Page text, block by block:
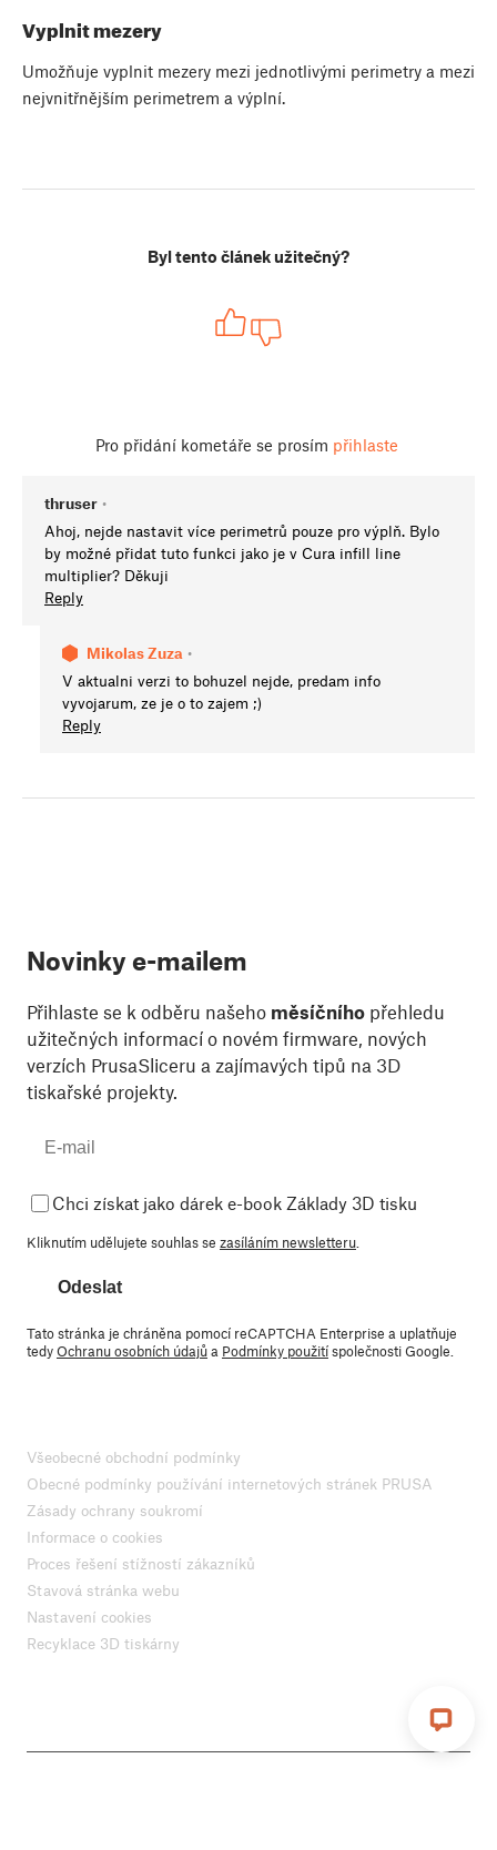
Vyplnit mezery
Umožňuje vyplnit mezery mezi jednotlivými perimetry a mezi
nejvnitřnějším perimetrem a výplní.
Byl tento článek užitečný?
Pro přidání kometáře se prosím přihlaste
thruser •
Ahoj, nejde nastavit více perimetrů pouze pro výplň. Bylo
by možné přidat tuto funkci jako je v Cura infill line
multiplier? Děkuji
Reply
Mikolas Zuza •
V aktualni verzi to bohuzel nejde, predam info
vyvojarum, ze je o to zajem ;)
Reply
Novinky e-mailem
Přihlaste se k odběru našeho měsíčního přehledu
užitečných informací o novém firmware, nových
verzích PrusaSliceru a zajímavých tipů na 3D
tiskařské projekty.
Chci získat jako dárek e-book Základy 3D tisku
Kliknutím udělujete souhlas se zasíláním newsletteru
Odeslat
Tato stránka je chráněna pomocí reCAPTCHA Enterprise a uplatňuje
tedyOchranu osobních údajůa Podmínky použitíspolečnosti Google.
Všeobecné obchodní podmínky
Obecné podmínky používání internetových stránek PRUSA
Zásady ochrany soukromí
Informace o cookies
Proces řešení stížností zákazníků
Stavová stránka webu
Nastavení cookies
Recyklace 3D tiskárny